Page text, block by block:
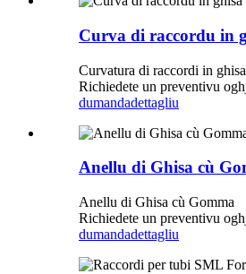
Curva di raccordu in
Curvatura di raccordi in ghisa
Richiedete un preventivu
dumandadettagliu
Anellu di Ghisa cù
Anellu di Ghisa cù Gomma
Richiedete un preventivu
dumandadettagliu